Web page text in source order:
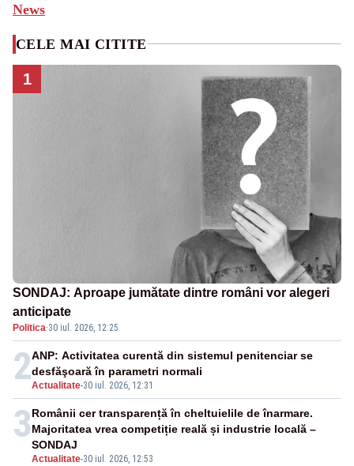
News
CELE MAI CITITE
1
SONDAJ: Aproape jumătate dintre români vor alegeri
anticipate
Politica·30 iul. 2026, 12:25
2Actualitate-30 iul. 2026, 12:31
ANP: Activitatea curentă din sistemul penitenciar se
desfăşoară în parametri normali
3
Actualitate-30 iul. 2026, 12:53
Românii cer transparență în cheltuielile de înarmare.
Majoritatea vrea competiție reală și industrie locală –
SONDAJ